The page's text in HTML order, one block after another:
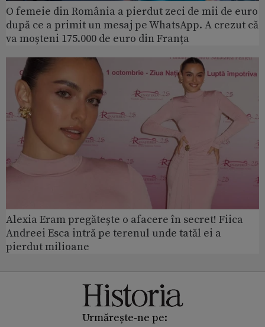
O femeie din România a pierdut zeci de mii de euro
după ce a primit un mesaj pe WhatsApp. A crezut că
va moșteni 175.000 de euro din Franța
Alexia Eram pregătește o afacere în secret! Fiica
Andreei Esca intră pe terenul unde tatăl ei a
pierdut milioane
Urmărește-ne pe: